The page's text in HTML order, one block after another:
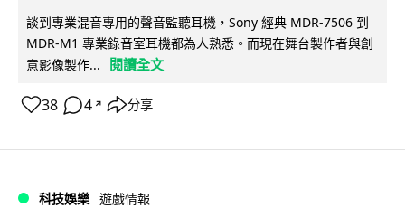
談到專業混音專用的聲音監聽耳機，Sony 經典 MDR-7506 到
MDR-M1 專業錄音室耳機都為人熟悉。而現在舞台製作者與創
意影像製作...
閱讀全文
38 4 ↗ 分享
科技娛樂 遊戲情報